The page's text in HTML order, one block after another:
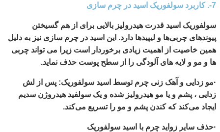
7-. کاربرد سولفوریک اسید در چرم سازی
سولفوریک اسید قدرت هیدرولیز بالایی برای از هم گسیختن
پیوندهای چربی‌ها و لیپیدها دارد. این اسید در چرم سازی نیز به دلیل
همین خاصیت از اهمیت زیادی برخوردار است زیرا می تواند چربی
ها و مو و لایه های آلودگی را از سطح پوست حذف نماید.
·مو زدایی و آهک‌ زنی چرم توسط اسید سولفوریک: پس از لش
زدایی ، پشم و یا مو هیدرولیز شده و یک سولفید هیدروژن سدیم
ایجاد می‌کند که کندن پشم و مو را تسریع می‌کند.
·حذف سایر زواید چرم با اسید سولفوریک